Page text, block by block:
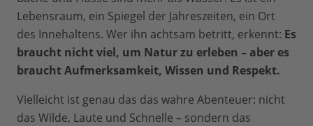
Lebensraum, ein Spiegel der Jahreszeiten, ein Ort
des Innehaltens. Wer ihn achtsam betritt, erkennt: Es
braucht nicht viel, um Natur zu erleben – aber es
braucht Aufmerksamkeit, Wissen und Respekt.
Vielleicht ist genau das das wahre Abenteuer: nicht
das Wilde, Laute und Schnelle – sondern das